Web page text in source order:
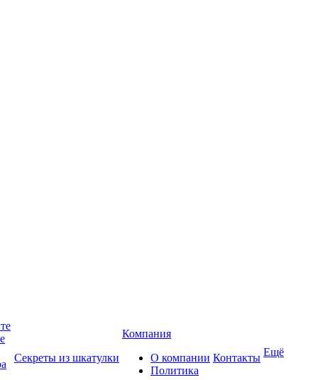
Секреты из шкатулки
Компания
О компании
Политика
Контакты Ещё